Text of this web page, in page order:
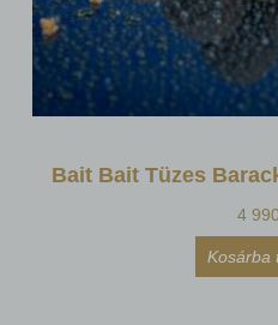
Bait Bait Tüzes
4
Kosárba